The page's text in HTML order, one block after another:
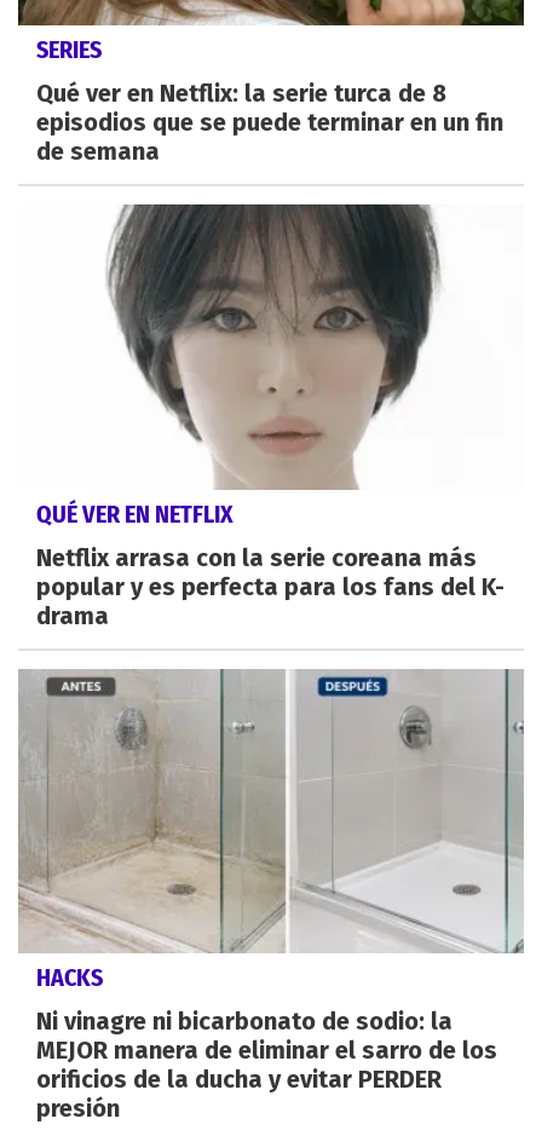
SERIES
Qué ver en Netflix: la serie turca de 8
episodios que se puede terminar en un fin
de semana
QUÉ VER EN NETFLIX
Netflix arrasa con la serie coreana más
popular y es perfecta para los fans del K-
drama
HACKS
Ni vinagre ni bicarbonato de sodio: la
MEJOR manera de eliminar el sarro de los
orificios de la ducha y evitar PERDER
presión